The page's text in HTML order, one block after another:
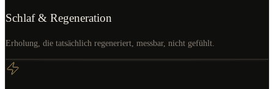
Schlaf & Regeneration
Erholung, die tatsächlich regeneriert, messbar, nicht gefühlt.